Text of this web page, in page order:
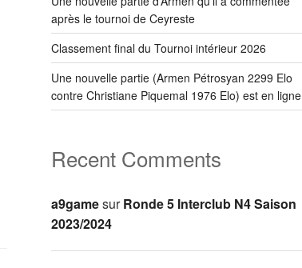
après le tournoi de Ceyreste
Classement final du Tournoi intérieur 2026
Une nouvelle partie (Armen Pétrosyan 2299 Elo
contre Christiane Piquemal 1976 Elo) est en ligne
Recent Comments
a9gamesurRonde 5 Interclub N4 Saison
2023/2024